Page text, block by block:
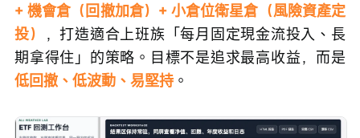
+ 機會倉（回撤加倉）+ 小倉位衛星倉（風險資產定
投）
，打造適合上班族「每月固定現金流投入、長
期拿得住」的策略。目標不是追求最高收益，而是
低回撤、低波動、易堅持 。